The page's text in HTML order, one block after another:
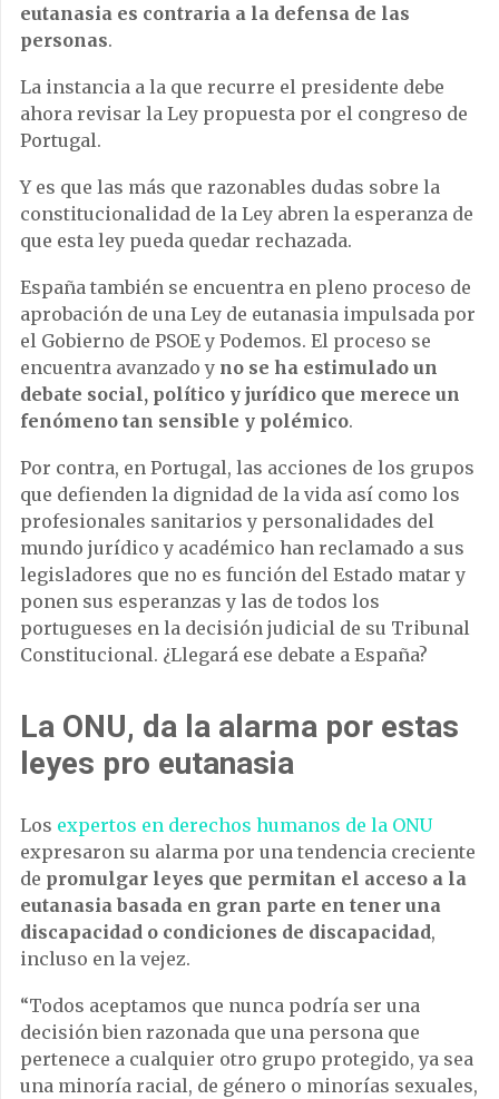
eutanasia es contraria a la defensa de las
personas.
La instancia a la que recurre el presidente debe
ahora revisar la Ley propuesta por el congreso de
Portugal.
Y es que las más que razonables dudas sobre la
constitucionalidad de la Ley abren la esperanza de
que esta ley pueda quedar rechazada.
España también se encuentra en pleno proceso de
aprobación de una Ley de eutanasia impulsada por
el Gobierno de PSOE y Podemos. El proceso se
encuentra avanzado y no se ha estimulado un
debate social, político y jurídico que merece un
fenómeno tan sensible y polémico.
Por contra, en Portugal, las acciones de los grupos
que defienden la dignidad de la vida así como los
profesionales sanitarios y personalidades del
mundo jurídico y académico han reclamado a sus
legisladores que no es función del Estado matar y
ponen sus esperanzas y las de todos los
portugueses en la decisión judicial de su Tribunal
Constitucional. ¿Llegará ese debate a España?
La ONU, da la alarma por estas
leyes pro eutanasia
Los expertos en derechos humanos de la ONU
expresaron su alarma por una tendencia creciente
de promulgar leyes que permitan el acceso a la
eutanasia basada en gran parte en tener una
discapacidad o condiciones de discapacidad,
incluso en la vejez.
“Todos aceptamos que nunca podría ser una
decisión bien razonada que una persona que
pertenece a cualquier otro grupo protegido, ya sea
una minoría racial, de género o minorías sexuales,